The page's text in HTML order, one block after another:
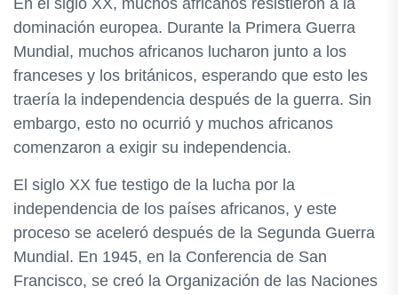
En el siglo XX, muchos africanos resistieron a la
dominación europea. Durante la Primera Guerra
Mundial, muchos africanos lucharon junto a los
franceses y los británicos, esperando que esto les
traería la independencia después de la guerra. Sin
embargo, esto no ocurrió y muchos africanos
comenzaron a exigir su independencia.
El siglo XX fue testigo de la lucha por la
independencia de los países africanos, y este
proceso se aceleró después de la Segunda Guerra
Mundial. En 1945, en la Conferencia de San
Francisco, se creó la Organización de las Naciones